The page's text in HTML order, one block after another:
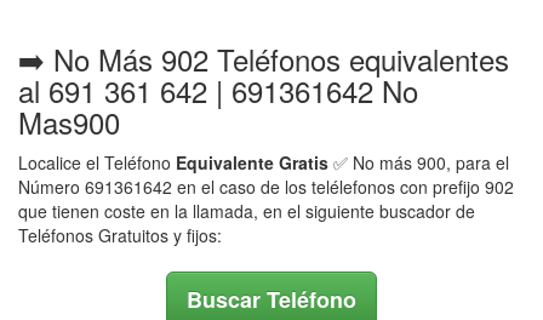
➡️ No Más 902 Teléfonos equivalentes
al 691 361 642 | 691361642 No
Mas900
Localice el Teléfono Equivalente Gratis ✅ No más 900, para el
Número 691361642 en el caso de los telélefonos con prefijo 902
que tienen coste en la llamada, en el siguiente buscador de
Teléfonos Gratuitos y fijos:
Buscar Teléfono